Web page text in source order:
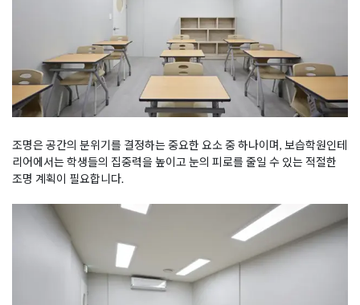
조명은 공간의 분위기를 결정하는 중요한 요소 중 하나이며, 보습학원인테
리어에서는 학생들의 집중력을 높이고 눈의 피로를 줄일 수 있는 적절한
조명 계획이 필요합니다.